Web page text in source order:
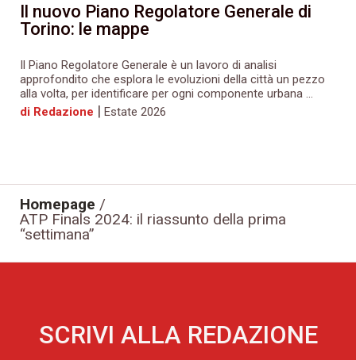
Il nuovo Piano Regolatore Generale di
Torino: le mappe
Il Piano Regolatore Generale è un lavoro di analisi
approfondito che esplora le evoluzioni della città un pezzo
alla volta, per identificare per ogni componente urbana ...
di Redazione | Estate 2026
Homepage /
ATP Finals 2024: il riassunto della prima
“settimana”
SCRIVI ALLA REDAZIONE